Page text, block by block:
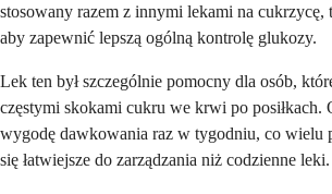
stosowany razem z innymi lekami na
aby zapewnić lepszą ogólną kontrolę glukozy.
Lek ten był szczególnie pomocny dla osób,
częstymi skokami cukru we krwi po posiłkach.
wygodę dawkowania raz w tygodniu, co wielu
się łatwiejsze do zarządzania niż codzienne leki.